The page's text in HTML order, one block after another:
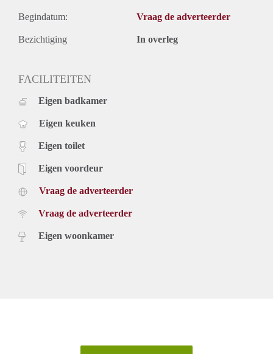
Begindatum: Vraag de adverteerder
Bezichtiging In overleg
FACILITEITEN
Eigen badkamer
Eigen keuken
Eigen toilet
Eigen voordeur
Vraag de adverteerder
Vraag de adverteerder
Eigen woonkamer